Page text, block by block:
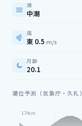
潮
中潮
風
東 0.5 m/s
月齢
20.1
潮位予測（気象庁・久礼）
174cm